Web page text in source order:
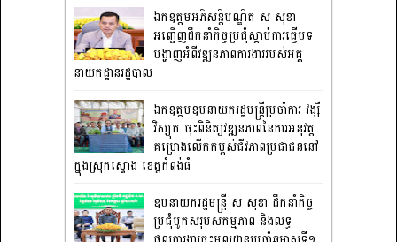
ឯកឧត្តមអភិសន្តិបណ្ឌិត ស សុខា
អញ្ជើញដឹកនាំកិច្ចប្រជុំស្តាប់ការធ្វើបទ
បង្ហាញអំពីវឌ្ឍនភាពការងាររបស់អគ្គ
នាយកដ្ឋានរដ្ឋបាល
ឯកឧត្តមឧបនាយករដ្ឋមន្រ្តីប្រចាំការ វង្សី
វិស្សុត ចុះពិនិត្យវឌ្ឍនភាពនៃការអនុវត្ត
គម្រោងលើកកម្ពស់ជីវភាពប្រជាជននៅ
ក្នុងស្រុកស្ទោង ខេត្តកំពង់ធំ
ឧបនាយករដ្ឋមន្ត្រី ស សុខា ដឹកនាំកិច្ច
ប្រជុំបូកសរុបសកម្មភាព និងលទ្ធ